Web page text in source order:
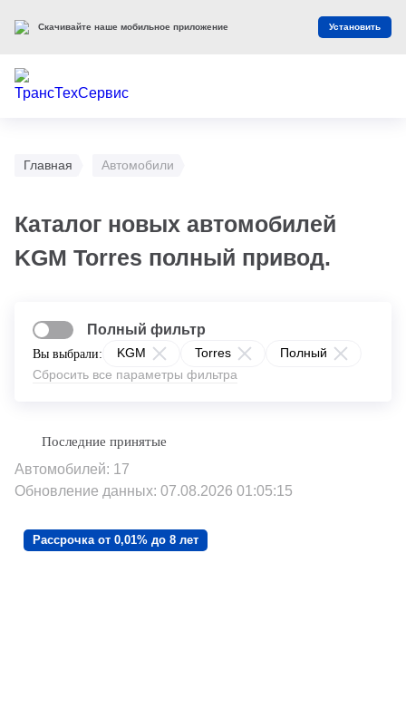
Главная Автомобили
Каталог новых автомобилей
KGM Torres полный привод.
Вы выбрали: KGM Torres
Полный
Сбросить все параметры фильтра
Полный фильтр
Автомобилей: 17
Обновление данных: 07.08.2026 01:05:15
Рассрочка от 0,01% до 8 лет
Скачивайте наше мобильное приложение Установить